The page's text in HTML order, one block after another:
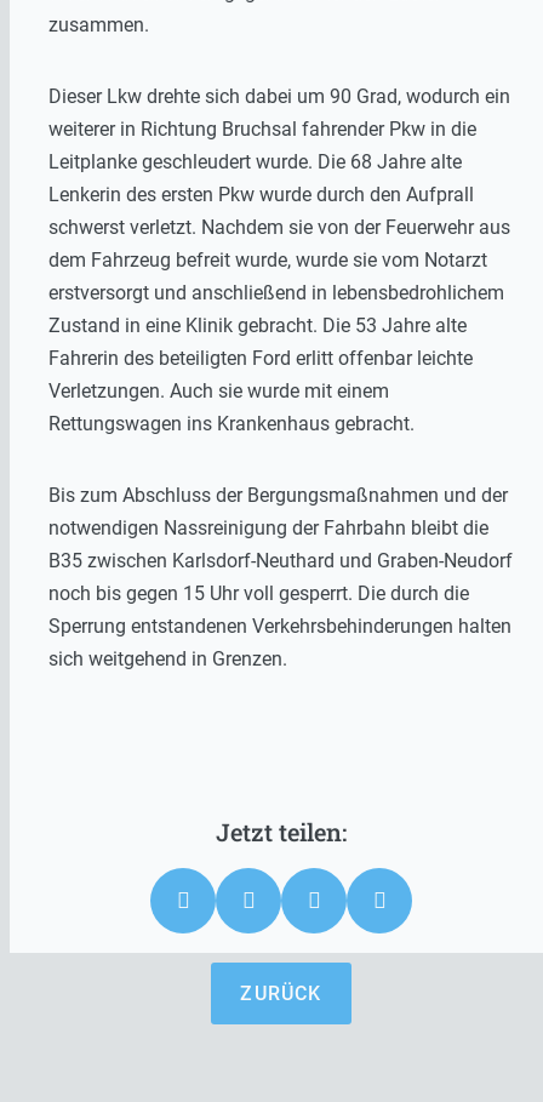
zusammen.
Dieser Lkw drehte sich dabei um 90 Grad, wodurch ein
weiterer in Richtung Bruchsal fahrender Pkw in die
Leitplanke geschleudert wurde. Die 68 Jahre alte
Lenkerin des ersten Pkw wurde durch den Aufprall
schwerst verletzt. Nachdem sie von der Feuerwehr aus
dem Fahrzeug befreit wurde, wurde sie vom Notarzt
erstversorgt und anschließend in lebensbedrohlichem
Zustand in eine Klinik gebracht. Die 53 Jahre alte
Fahrerin des beteiligten Ford erlitt offenbar leichte
Verletzungen. Auch sie wurde mit einem
Rettungswagen ins Krankenhaus gebracht.
Bis zum Abschluss der Bergungsmaßnahmen und der
notwendigen Nassreinigung der Fahrbahn bleibt die
B35 zwischen Karlsdorf-Neuthard und Graben-Neudorf
noch bis gegen 15 Uhr voll gesperrt. Die durch die
Sperrung entstandenen Verkehrsbehinderungen halten
sich weitgehend in Grenzen.
ZURÜCK